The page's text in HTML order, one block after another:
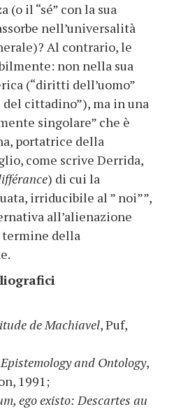
(o il “sé” con la sua
nell’universalità
Al contrario, le
non nella sua
(“diritti dell’uomo”
cittadino”), ma in una
singolare” che è
portatrice della
come scrive Derrida,
) di cui la
irriducibile al ” noi””,
all’alienazione
della
de Machiavel, Puf,
and Ontology,
1991;
ego existo: Descartes au